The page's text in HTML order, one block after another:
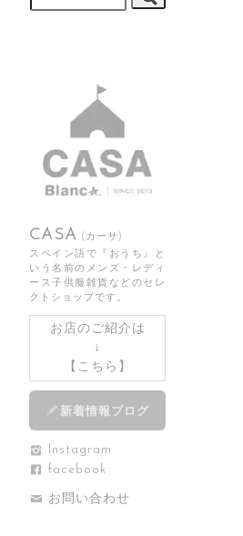
CASA (カーサ)
スペイン語で『おうち』と
いう名前のメンズ・レディ
ース子供服雑貨などのセレ
クトショップです。
お店のご紹介は
↓
【 こちら 】
新着情報ブログ
Instagram
facebook
お問い合わせ